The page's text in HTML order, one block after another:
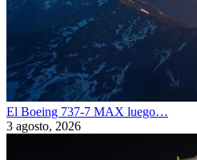
El Boeing 737-7 MAX luego…
3 agosto, 2026